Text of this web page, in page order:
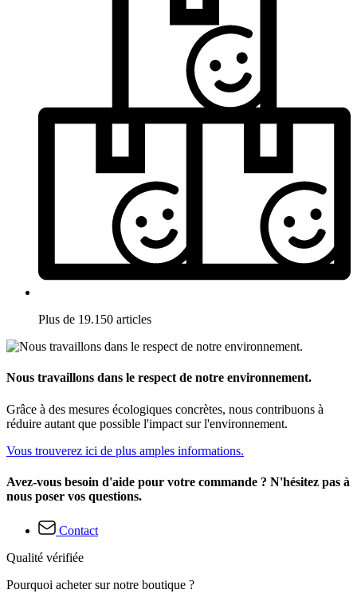
Plus de 19.150 articles
Nous travaillons dans le respect de notre environnement.
Grâce à des mesures écologiques concrètes, nous contribuons à
réduire autant que possible l'impact sur l'environnement.
Vous trouverez ici de plus amples informations.
Avez-vous besoin d'aide pour votre commande ? N'hésitez pas à
nous poser vos questions.
Contact
Qualité vérifiée
Pourquoi acheter sur notre boutique ?